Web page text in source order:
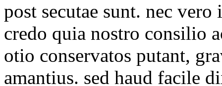
post secutae sunt. nec
credo quia nostro consilio
otio conservatos putant,
amantius. sed haud facile